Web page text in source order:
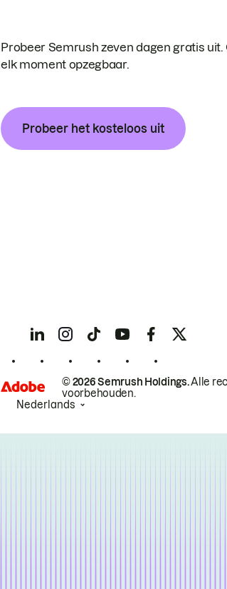
Probeer Semrush zeven dagen gratis uit.
elk moment opzegbaar.
Probeer het kosteloos uit
© 2026 Semrush Holdings.Alle
voorbehouden.
Nederlands